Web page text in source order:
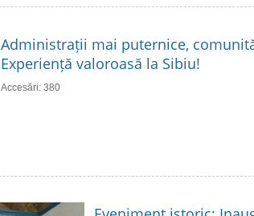
Administrații mai puternice,
Experiență valoroasă la Sibiu!
Accesări: 380